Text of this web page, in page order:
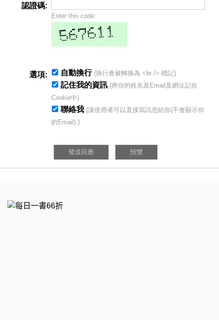
認證碼:
Enter this code:
選項: 自動換行 (換行會被轉換為 <br /> 標記)
記住我的資訊 (將你的姓名及Email及網址記在
Cookie中)
聯絡我 (讓使用者可以直接寫訊息給你(不會顯示你
的Email).)